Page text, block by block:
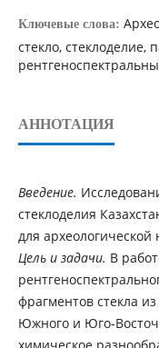
Ключевые слова:
стекло, стеклоделие,
АННОТАЦИЯ
Введение.
стеклоделия
для
Цель и задачи. В
фрагментов стекла
Южного и Юго-